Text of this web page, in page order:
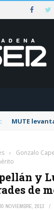
MUTE
›
Gonzalo
y
de
NOVIEMBRE, 2013